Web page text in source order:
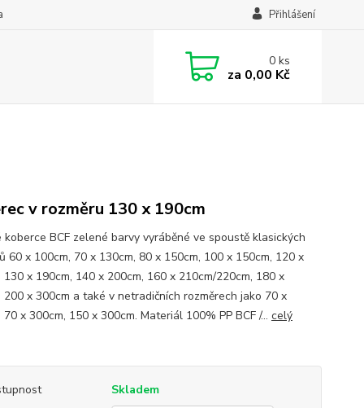
Přihlášení
0ks
za 0,00 Kč
v rozměru 130 x 190cm
koberce BCF zelené barvy vyráběné ve spoustě klasických
60 x 100cm, 70 x 130cm, 80 x 150cm, 100 x 150cm, 120 x
130 x 190cm, 140 x 200cm, 160 x 210cm/220cm, 180 x
200 x 300cm a také v netradičních rozměrech jako 70 x
70 x 300cm, 150 x 300cm. Materiál 100% PP BCF /... celý
Skladem